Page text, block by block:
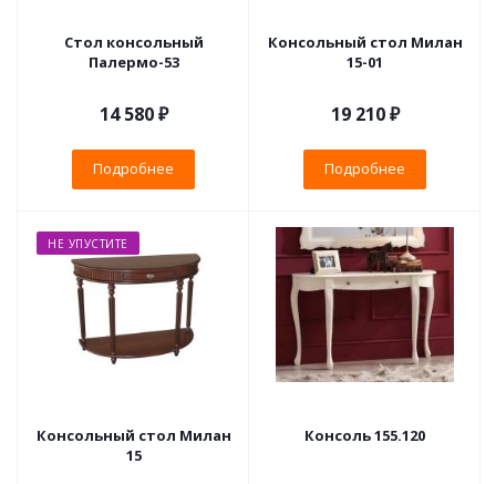
Стол консольный
Палермо-53
14 580 ₽
Подробнее
Консольный стол Милан
15-01
19 210 ₽
Подробнее
НЕ УПУСТИТЕ
Консольный стол Милан
15
Консоль 155.120